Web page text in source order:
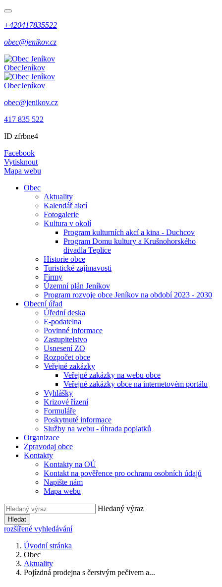
+420417835522
obec@jenikov.cz
ObecJeníkov
ObecJeníkov
obec@jenikov.cz
417 835 522
ID zfrbne4
Facebook
Vytisknout
Mapa webu
Obec
Aktuality
Kalendář akcí
Fotogalerie
Kultura v okolí
Program kulturních akcí a kina - Duchcov
Program Domu kultury a Krušnohorského
divadla Teplice
Historie obce
Turistické zajímavosti
Firmy
Územní plán Jeníkov
Program rozvoje obce Jeníkov na období 2023 - 2030
Obecní úřad
Úřední deska
E-podatelna
Povinné informace
Zastupitelstvo
Usnesení ZO
Rozpočet obce
Veřejné zakázky
Veřejné zakázky na webu obce
Veřejné zakázky obce na internetovém portálu
Vyhlášky
Krizové řízení
Formuláře
Poskytnuté informace
Služby na webu - úhrada poplatků
Organizace
Zpravodaj obce
Kontakty
Kontakty na OÚ
Kontakt na pověřence pro ochranu osobních údajů
Napište nám
Mapa webu
Hledaný výraz
Hledat
rozšířené vyhledávání
Úvodní stránka
Obec
Aktuality
Pojízdná prodejna s čerstvým pečivem a...